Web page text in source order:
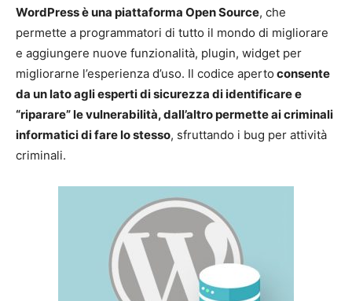
WordPress è una piattaforma Open Source, che
permette a programmatori di tutto il mondo di migliorare
e aggiungere nuove funzionalità, plugin, widget per
migliorarne l’esperienza d’uso. Il codice aperto consente
da un lato agli esperti di sicurezza di identificare e
“riparare” le vulnerabilità, dall’altro permette ai criminali
informatici di fare lo stesso, sfruttando i bug per attività
criminali.